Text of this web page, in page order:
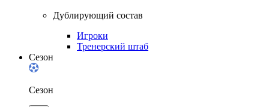
Дублирующий состав
Игроки
Тренерский штаб
Сезон
Сезон